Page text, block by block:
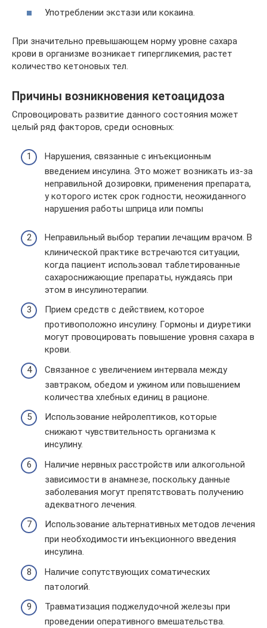
Употреблении экстази или кокаина.
При значительно превышающем норму уровне сахара
крови в организме возникает гипергликемия, растет
количество кетоновых тел.
Причины возникновения кетоацидоза
Спровоцировать развитие данного состояния может
целый ряд факторов, среди основных:
Нарушения, связанные с инъекционным
введением инсулина. Это может возникать из-за
неправильной дозировки, применения препарата,
у которого истек срок годности, неожиданного
нарушения работы шприца или помпы
Неправильный выбор терапии лечащим врачом. В
клинической практике встречаются ситуации,
когда пациент использовал таблетированные
сахароснижающие препараты, нуждаясь при
этом в инсулинотерапии.
Прием средств с действием, которое
противоположно инсулину. Гормоны и диуретики
могут провоцировать повышение уровня сахара в
крови.
Связанное с увеличением интервала между
завтраком, обедом и ужином или повышением
количества хлебных единиц в рационе.
Использование нейролептиков, которые
снижают чувствительность организма к
инсулину.
Наличие нервных расстройств или алкогольной
зависимости в анамнезе, поскольку данные
заболевания могут препятствовать получению
адекватного лечения.
Использование альтернативных методов лечения
при необходимости инъекционного введения
инсулина.
Наличие сопутствующих соматических
патологий.
Травматизация поджелудочной железы при
проведении оперативного вмешательства.